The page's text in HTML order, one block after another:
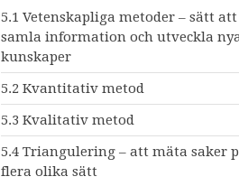
5.1 Vetenskapliga metoder – sätt att
samla information och utveckla
kunskaper
5.2 Kvantitativ metod
5.3 Kvalitativ metod
5.4 Triangulering – att mäta saker
flera olika sätt